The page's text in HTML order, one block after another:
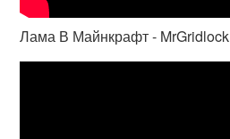
Лама В Майнкрафт - MrGridlock